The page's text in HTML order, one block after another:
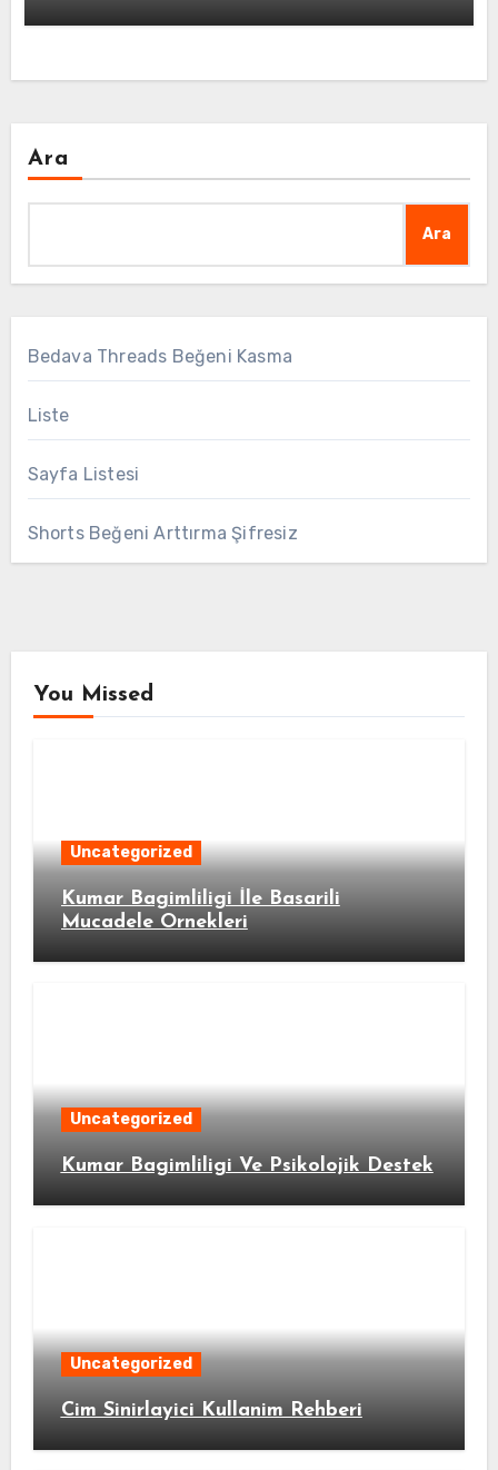
Ara
Ara
Bedava Threads Beğeni Kasma
Liste
Sayfa Listesi
Shorts Beğeni Arttırma Şifresiz
You Missed
Uncategorized
Kumar Bagimliligi İle Basarili
Mucadele Ornekleri
Uncategorized
Kumar Bagimliligi Ve Psikolojik Destek
Uncategorized
Cim Sinirlayici Kullanim Rehberi